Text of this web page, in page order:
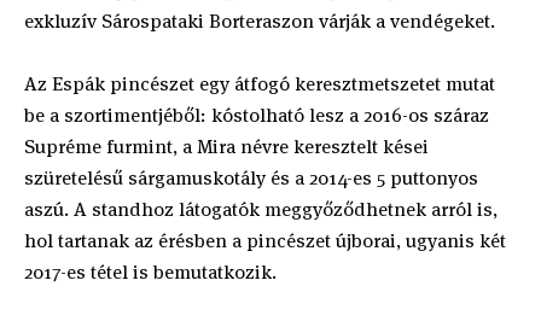
exkluzív Sárospataki Borteraszon várják a vendégeket.
Az Espák pincészet egy átfogó keresztmetszetet mutat
be a szortimentjéből: kóstolható lesz a 2016-os száraz
Supréme furmint, a Mira névre keresztelt kései
szüretelésű sárgamuskotály és a 2014-es 5 puttonyos
aszú. A standhoz látogatók meggyőződhetnek arról is,
hol tartanak az érésben a pincészet újborai, ugyanis két
2017-es tétel is bemutatkozik.